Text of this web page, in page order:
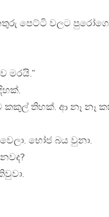
පෙට්ටි වලට
මරයි.”
කකුල් තිහක්. ආ නෑ නෑ
භෝජ බය වුනා.